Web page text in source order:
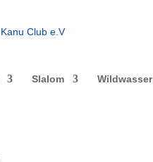
Slalom Wildwasser